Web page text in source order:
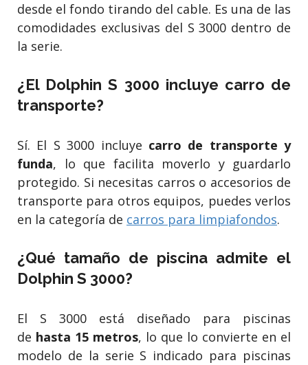
desde el fondo tirando del cable. Es una de las
comodidades exclusivas del S 3000 dentro de
la serie.
¿El Dolphin S 3000 incluye carro de
transporte?
Sí. El S 3000 incluye carro de transporte y
funda, lo que facilita moverlo y guardarlo
protegido. Si necesitas carros o accesorios de
transporte para otros equipos, puedes verlos
en la categoría de carros para limpiafondos.
¿Qué tamaño de piscina admite el
Dolphin S 3000?
El S 3000 está diseñado para piscinas
de hasta 15 metros, lo que lo convierte en el
modelo de la serie S indicado para piscinas